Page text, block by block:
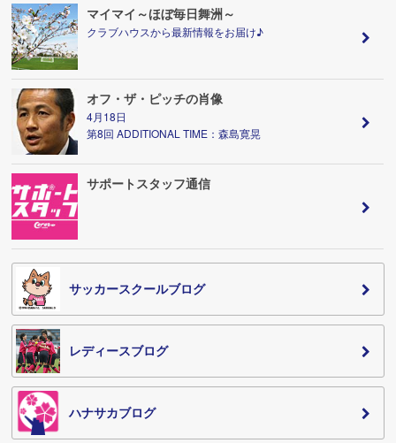
マイマイ～ほぼ毎日舞洲～
クラブハウスから最新情報をお届け♪
オフ・ザ・ピッチの肖像
4月18日
第8回 ADDITIONAL TIME：森島寛晃
サポートスタッフ通信
サッカースクールブログ
レディースブログ
ハナサカブログ